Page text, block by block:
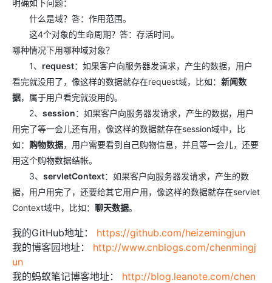
明确如下问题：
什么是域？答：作用范围。
这4个对象的生命周期？答：存活时间。
哪种情况下用哪种域对象？
1、 request：如果客户向服务器发请求，产生的数据，用户
看完就没用了，像这样的数据就存在request域，比如： 新闻数
据，属于用户看完就没用的。
2、 session：如果客户向服务器发请求，产生的数据，用户
用完了等一会儿还有用，像这样的数据就存在session域中，比
如： 购物数据，用户需要看到自己购物信息，并且等一会儿，还要
用这个购物数据结帐。
3、 servletContext：如果客户向服务器发请求，产生的数
据，用户用完了，还要给其它用户用，像这样的数据就存在servlet
Context域中，比如： 聊天数据。
我的GitHub地址： https://github.com/heizemingjun
我的博客园地址： http://www.cnblogs.com/chenmingj
un
我的蚂蚁笔记博客地址： http://blog.leanote.com/chen